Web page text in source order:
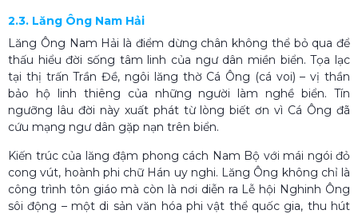
2.3. Lăng Ông Nam Hải
Lăng Ông Nam Hải là điểm dừng chân không thể bỏ qua để
thấu hiểu đời sống tâm linh của ngư dân miền biển. Tọa lạc
tại thị trấn Trần Đề, ngôi lăng thờ Cá Ông (cá voi) – vị thần
bảo hộ linh thiêng của những người làm nghề biển. Tín
ngưỡng lâu đời này xuất phát từ lòng biết ơn vì Cá Ông đã
cứu mạng ngư dân gặp nạn trên biển.
Kiến trúc của lăng đậm phong cách Nam Bộ với mái ngói đỏ
cong vút, hoành phi chữ Hán uy nghi. Lăng Ông không chỉ là
công trình tôn giáo mà còn là nơi diễn ra Lễ hội Nghinh Ông
sôi động – một di sản văn hóa phi vật thể quốc gia, thu hút